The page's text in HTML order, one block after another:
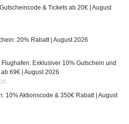
& Tickets ab 20€ | August
20% Rabatt | August 2026
Flughafen: Exklusiver 10% Gutschein und
69€ | August 2026
10% Aktionscode & 350€ Rabatt | August